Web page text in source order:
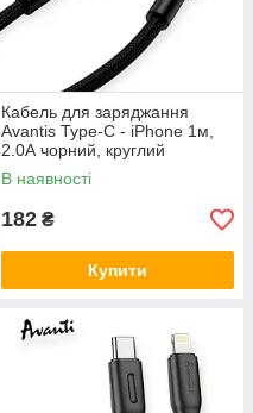
Кабель для заряджання
Avantis Type-C - iPhone 1м,
2.0А чорний, круглий
тканинне обплет. PD Cool
20W
В наявності
182 ₴
Купити